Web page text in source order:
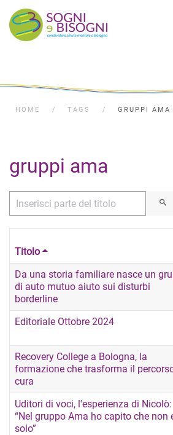
HOME TAGS GRUPPI
gruppi ama
Inserisci parte del titolo
Titolo
Da una storia familiare nasce un
di auto mutuo aiuto sui disturbi
borderline
Editoriale Ottobre 2024
Recovery College a Bologna, la
formazione che trasforma il
cura
Uditori di voci, l'esperienza di Nicolò:
“Nel gruppo Ama ho capito che non
solo”